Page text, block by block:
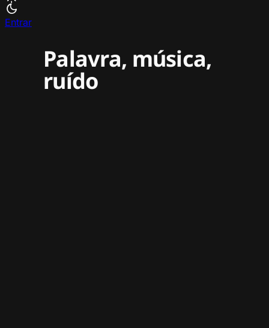
Entrar
Palavra, música,
ruído